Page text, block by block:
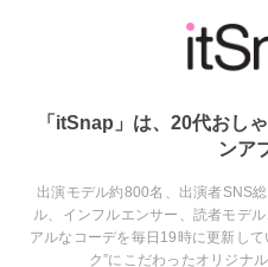
「itSnap」は、20代おし
ンア
出演モデル約800名、出演者SNS
ル、インフルエンサー、読者モデ
アルなコーデを毎日19時に更新し
ク”にこだわったオリジナ